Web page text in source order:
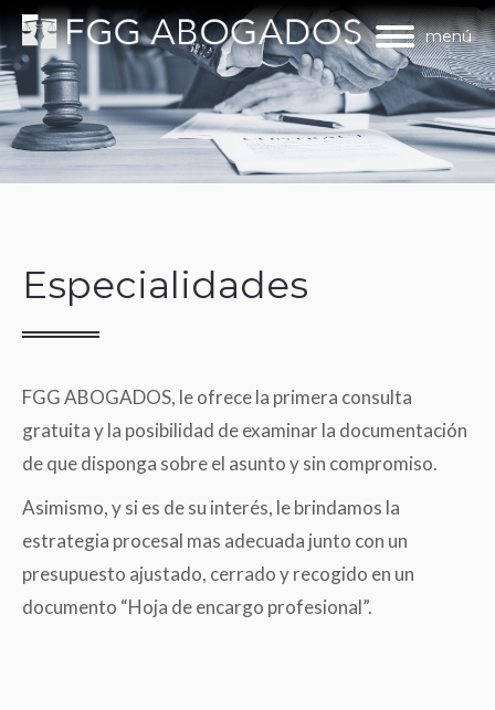
menú
Especialidades
FGG ABOGADOS, le ofrece la primera consulta
gratuita y la posibilidad de examinar la documentación
de que disponga sobre el asunto y sin compromiso.
Asimismo, y si es de su interés, le brindamos la
estrategia procesal mas adecuada junto con un
presupuesto ajustado, cerrado y recogido en un
documento “Hoja de encargo profesional”.